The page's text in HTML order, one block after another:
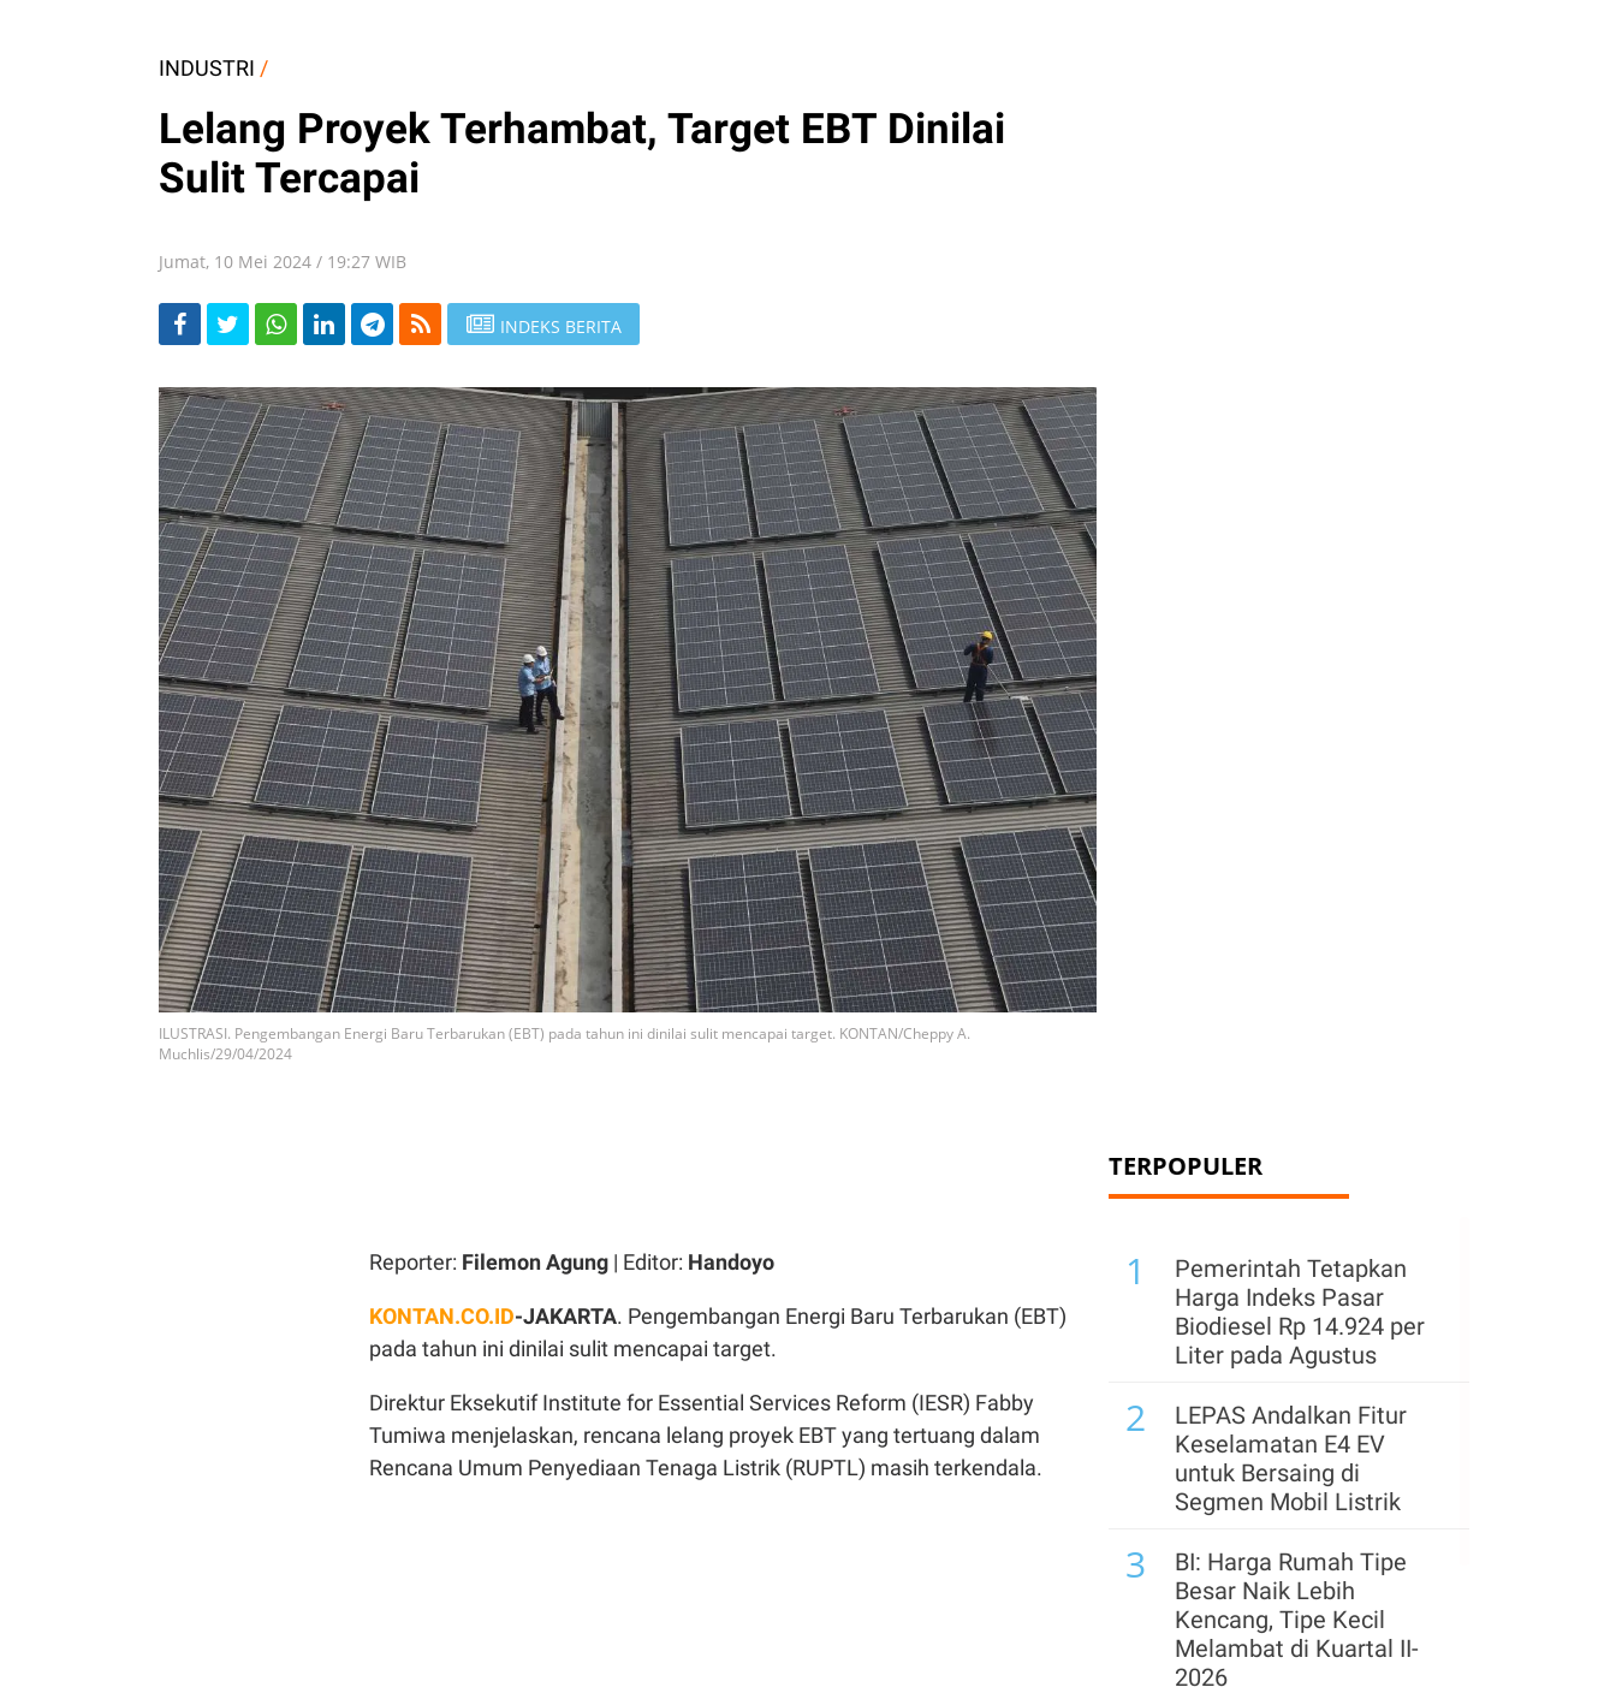
INDUSTRI /
Lelang Proyek Terhambat, Target EBT Dinilai
Sulit Tercapai
Jumat, 10 Mei 2024 / 19:27 WIB
INDEKS BERITA
ILUSTRASI. Pengembangan Energi Baru Terbarukan (EBT) pada tahun ini dinilai sulit mencapai target. KONTAN/Cheppy A.
Muchlis/29/04/2024
Reporter: Filemon Agung | Editor: Handoyo
KONTAN.CO.ID-JAKARTA. Pengembangan Energi Baru Terbarukan (EBT)
pada tahun ini dinilai sulit mencapai target.
Direktur Eksekutif Institute for Essential Services Reform (IESR) Fabby
Tumiwa menjelaskan, rencana lelang proyek EBT yang tertuang dalam
Rencana Umum Penyediaan Tenaga Listrik (RUPTL) masih terkendala.
TERPOPULER
1
Pemerintah Tetapkan
Harga Indeks Pasar
Biodiesel Rp 14.924 per
Liter pada Agustus
2
LEPAS Andalkan Fitur
Keselamatan E4 EV
untuk Bersaing di
Segmen Mobil Listrik
3
BI: Harga Rumah Tipe
Besar Naik Lebih
Kencang, Tipe Kecil
Melambat di Kuartal II-
2026